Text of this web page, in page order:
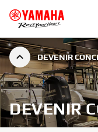
DEVENIR
DEVENIR